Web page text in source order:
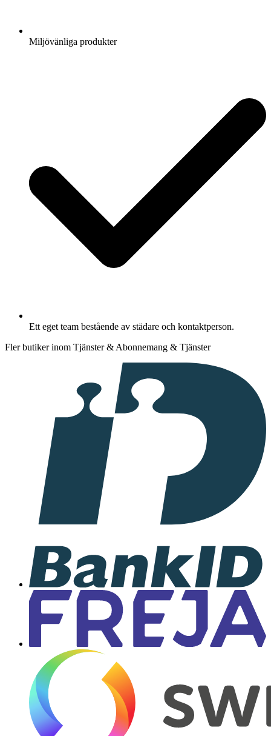
Miljövänliga produkter
Ett eget team bestående av städare och kontaktperson.
Fler butiker inom Tjänster & Abonnemang & Tjänster